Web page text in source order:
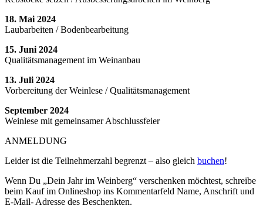
18. Mai 2024
Laubarbeiten / Bodenbearbeitung
15. Juni 2024
Qualitätsmanagement im Weinanbau
13. Juli 2024
Vorbereitung der Weinlese / Qualitätsmanagement
September 2024
Weinlese mit gemeinsamer Abschlussfeier
ANMELDUNG
Leider ist die Teilnehmerzahl begrenzt – also gleich buchen!
Wenn Du „Dein Jahr im Weinberg“ verschenken möchtest, schreibe
beim Kauf im Onlineshop ins Kommentarfeld Name, Anschrift und
E-Mail- Adresse des Beschenkten.